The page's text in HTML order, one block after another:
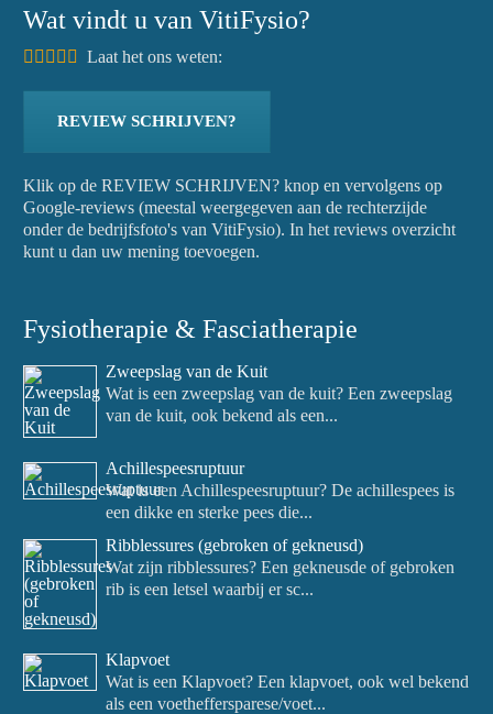
Wat vindt u van VitiFysio?
Laat het ons weten:
REVIEW SCHRIJVEN?
Klik op de REVIEW SCHRIJVEN? knop en vervolgens op
Google-reviews (meestal weergegeven aan de rechterzijde
onder de bedrijfsfoto's van VitiFysio). In het reviews overzicht
kunt u dan uw mening toevoegen.
Fysiotherapie & Fasciatherapie
Zweepslag van de Kuit
Wat is een zweepslag van de kuit? Een zweepslag
van de kuit, ook bekend als een...
Achillespeesruptuur
Wat is een Achillespeesruptuur? De achillespees is
een dikke en sterke pees die...
Ribblessures (gebroken of gekneusd)
Wat zijn ribblessures? Een gekneusde of gebroken
rib is een letsel waarbij er sc...
Klapvoet
Wat is een Klapvoet? Een klapvoet, ook wel bekend
als een voetheffersparese/voet...